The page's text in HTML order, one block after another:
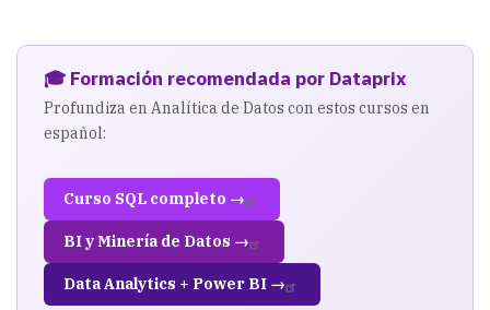
🎓 Formación recomendada por Dataprix
Profundiza en Analítica de Datos con estos cursos en
español:
Curso SQL completo →
BI y Minería de Datos →
Data Analytics + Power BI →